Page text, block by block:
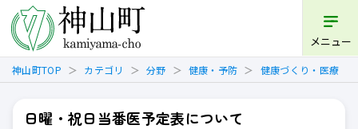
メニュー
神山町TOP カテゴリ 分野 健康・予防 健康づくり・医療
日曜・祝日当番医予定表について